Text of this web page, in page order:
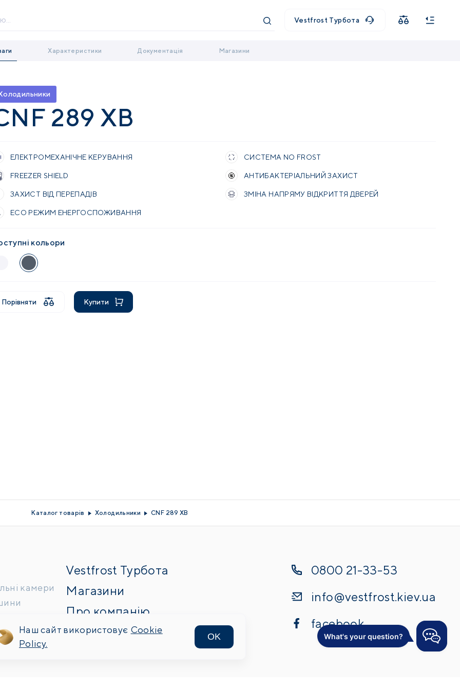
Vestfrost Турбота
Характеристики Документація Магазини
289 XB
ЕЛЕКТРОМЕХАНІЧНЕ КЕРУВАННЯ СИСТЕМА NO FROST
FREEZER SHIELD АНТИБАКТЕРІАЛЬНИЙ ЗАХИСТ
ЗАХИСТ ВІД ПЕРЕПАДІВ ЗМІНА НАПРЯМУ ВІДКРИТТЯ ДВЕРЕЙ
ECO РЕЖИМ ЕНЕРГОСПОЖИВАННЯ
кольори
Порівняти Купити
Каталог товарів Холодильники CNF 289 XB
камери
Vestfrost Турбота
Магазини
Про компанію
Контакти
0800 21-33-53
info@vestfrost.kiev.ua
facebook
Наш сайт використовує Cookie
Policy.
OK